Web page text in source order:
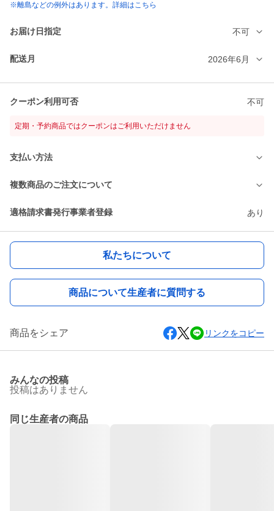
※離島などの例外はあります。詳細はこちら
お届け日指定 不可
配送月 2026年6月
クーポン利用可否 不可
定期・予約商品ではクーポンはご利用いただけません
支払い方法
複数商品のご注文について
適格請求書発行事業者登録 あり
私たちについて
商品について生産者に質問する
商品をシェア リンクをコピー
みんなの投稿
投稿はありません
同じ生産者の商品